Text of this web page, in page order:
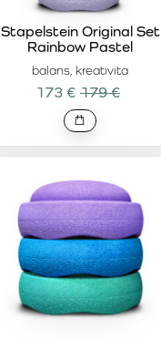
balans, kreativita
Stapelstein Original Set
Rainbow Pastel
173 € 179 €